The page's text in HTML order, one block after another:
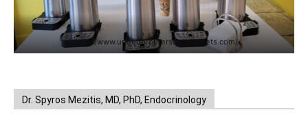
https://www.unitedbrothersfruitmarkets.com/
Dr. Spyros Mezitis, MD, PhD, Endocrinology